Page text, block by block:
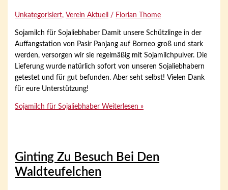
Unkategorisiert, Verein Aktuell / Florian Thome
Sojamilch für Sojaliebhaber Damit unsere Schützlinge in der
Auffangstation von Pasir Panjang auf Borneo groß und stark
werden, versorgen wir sie regelmäßig mit Sojamilchpulver. Die
Lieferung wurde natürlich sofort von unseren Sojaliebhabern
getestet und für gut befunden. Aber seht selbst! Vielen Dank
für eure Unterstützung!
Sojamilch für Sojaliebhaber Weiterlesen »
Ginting Zu Besuch Bei Den
Waldteufelchen